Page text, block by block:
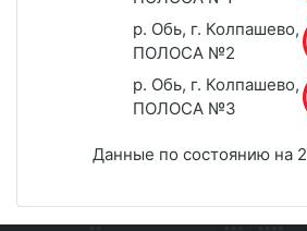
р. Обь, г. Колпашево,
ПОЛОСА №2
р. Обь, г. Колпашево,
ПОЛОСА №3
Данные по состоянию на